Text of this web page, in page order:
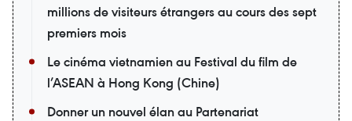
millions de visiteurs étrangers au cours des sept
premiers mois
Le cinéma vietnamien au Festival du film de
l’ASEAN à Hong Kong (Chine)
Donner un nouvel élan au Partenariat